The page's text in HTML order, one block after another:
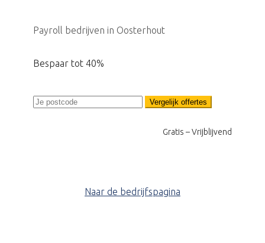
Payroll bedrijven in Oosterhout
Bespaar tot 40%
Vergelijk offertes
Gratis – Vrijblijvend
Naar de bedrijfspagina